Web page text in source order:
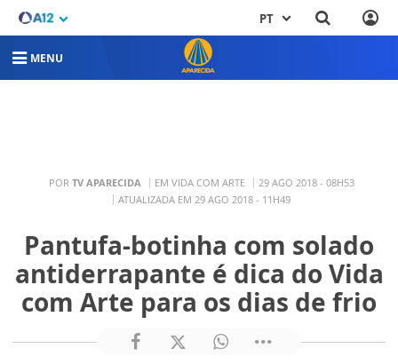
PT
MENU
POR TV APARECIDA EM VIDA COM ARTE
29 AGO 2018 - 08H53
ATUALIZADA EM 29 AGO 2018 - 11H49
Pantufa-botinha com solado
antiderrapante é dica do Vida
com Arte para os dias de frio